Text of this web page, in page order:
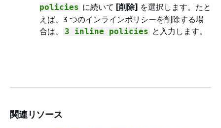
policies に続いて [削除] を選択します。たと
えば、3 つのインラインポリシーを削除する場
合は、
3 inline policies と入力します。
関連リソース